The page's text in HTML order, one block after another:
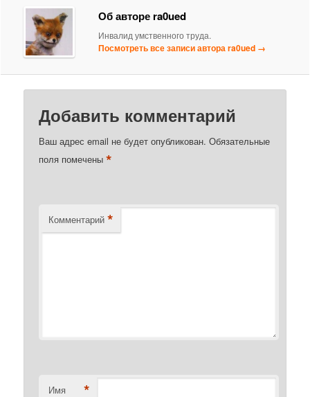
Об авторе ra0ued
Инвалид умственного труда.
Посмотреть все записи автора ra0ued →
Добавить комментарий
Ваш адрес email не будет опубликован. Обязательные
поля помечены*
Комментарий *
Имя *